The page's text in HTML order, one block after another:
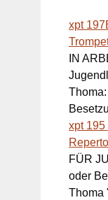
xpt
IN
xpt 195
FÜR
oder
Thoma